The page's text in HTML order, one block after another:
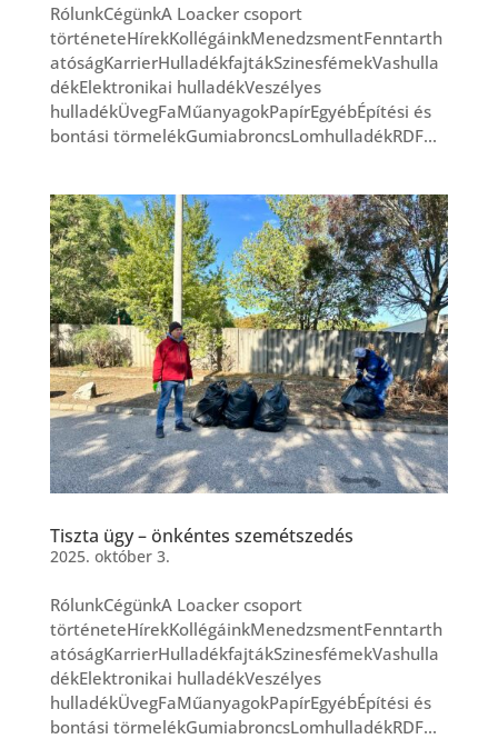
RólunkCégünkA Loacker csoport
történeteHírekKollégáinkMenedzsmentFenntarth
atóságKarrierHulladékfajtákSzinesfémekVashulla
dékElektronikai hulladékVeszélyes
hulladékÜvegFaMűanyagokPapírEgyébÉpítési és
bontási törmelékGumiabroncsLomhulladékRDF...
Tiszta ügy – önkéntes szemétszedés
2025. október 3.
RólunkCégünkA Loacker csoport
történeteHírekKollégáinkMenedzsmentFenntarth
atóságKarrierHulladékfajtákSzinesfémekVashulla
dékElektronikai hulladékVeszélyes
hulladékÜvegFaMűanyagokPapírEgyébÉpítési és
bontási törmelékGumiabroncsLomhulladékRDF...